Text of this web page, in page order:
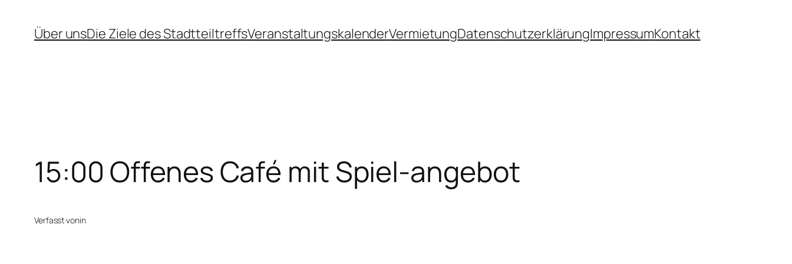
InhaltÜber unsDie Ziele des StadtteiltreffsVeranstaltungskalenderVermietungDatenschutzerklärungImpressumKontakt
15:00 Offenes Café mit Spiel-angebot
Verfasst vonin